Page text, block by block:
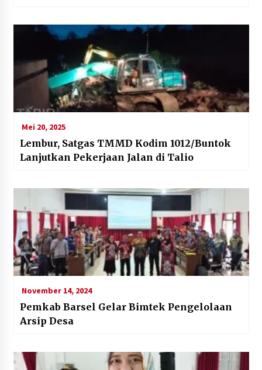
Mei 20, 2025
Lembur, Satgas TMMD Kodim 1012/Buntok
Lanjutkan Pekerjaan Jalan di Talio
November 14, 2024
Pemkab Barsel Gelar Bimtek Pengelolaan
Arsip Desa